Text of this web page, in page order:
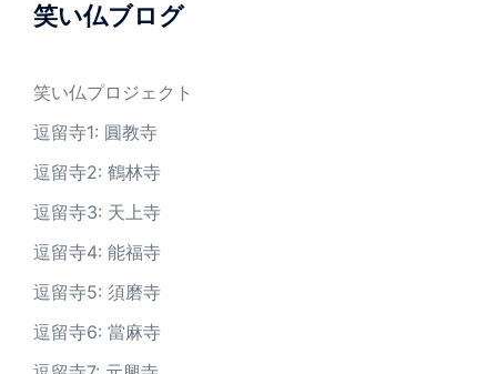
笑い仏ブログ
笑い仏プロジェクト
逗留寺1: 圓教寺
逗留寺2: 鶴林寺
逗留寺3: 天上寺
逗留寺4: 能福寺
逗留寺5: 須磨寺
逗留寺6: 當麻寺